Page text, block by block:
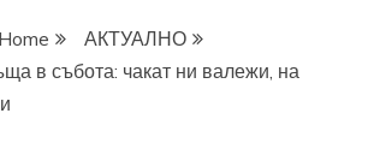
Home
АКТУАЛНО
в събота: чакат ни валежи, на